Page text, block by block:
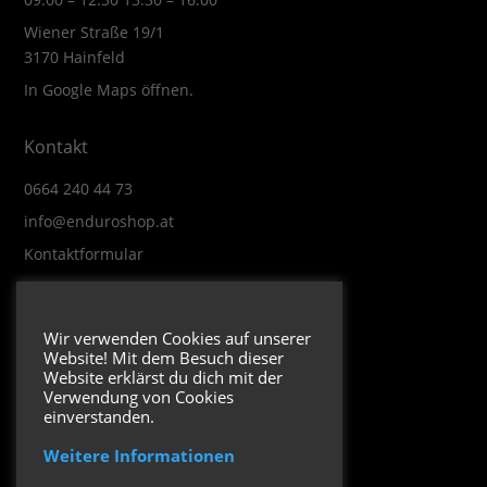
Wiener Straße 19/1
3170 Hainfeld
In Google Maps öffnen.
Kontakt
0664 240 44 73
info@enduroshop.at
Kontaktformular
Impressum
Datenschutzerklärung
Folge uns
Wir verwenden Cookies auf unserer
Website! Mit dem Besuch dieser
Website erklärst du dich mit der
Verwendung von Cookies
einverstanden.
Weitere Informationen